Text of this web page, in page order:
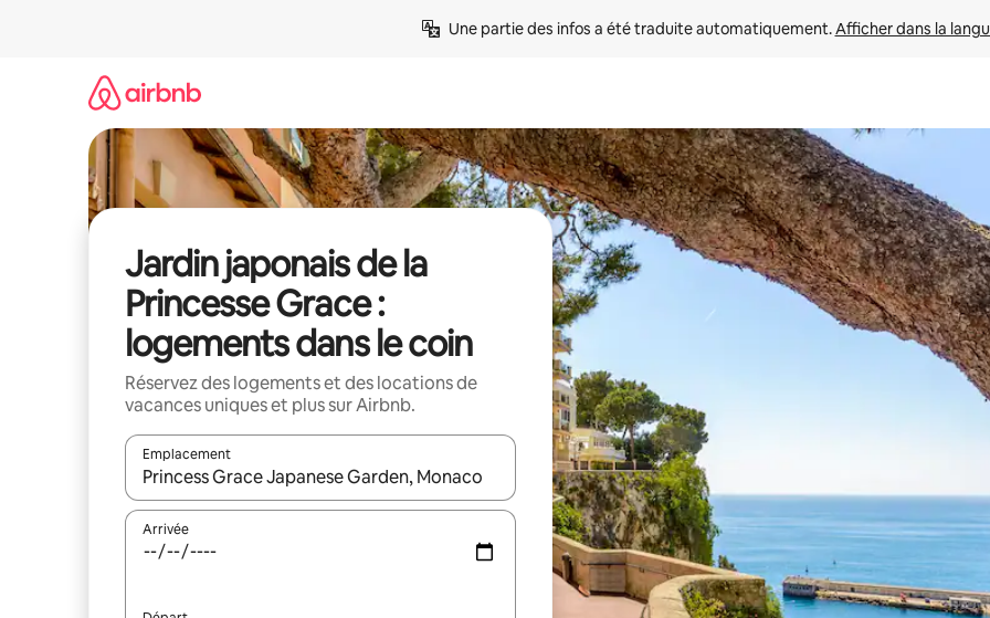
Une partie des infos a été traduite automatiquement. Afficher dans la
Jardin japonais de la
Princesse Grace :
logements dans le coin
Réservez des logements et des locations de
vacances uniques et plus sur Airbnb.
Emplacement
Quand les résultats sont affichés, parcourez-les en utilisant les flèches vers le haut et vers le bas, ou en appuyant
Arrivée